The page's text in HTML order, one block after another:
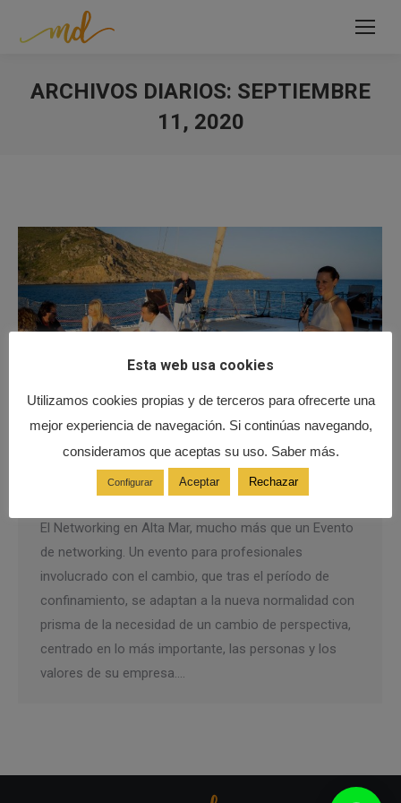
ARCHIVOS DIARIOS: SEPTIEMBRE
11, 2020
NetWorking en Altamar
PorMotivacion:Dinamica septiembre 11, 2020
El Networking en Alta Mar, mucho más que un Evento
de networking. Un evento para profesionales
involucrado con el cambio, que tras el período de
confinamiento, se adaptan a la nueva normalidad con
prisma de la necesidad de un cambio de perspectiva,
centrado en lo más importante, las personas y los
valores de su empresa.…
Esta web usa cookies
Utilizamos cookies propias y de terceros para ofrecerte una
mejor experiencia de navegación. Si continúas navegando,
consideramos que aceptas su uso. Saber más.
Configurar Aceptar Rechazar